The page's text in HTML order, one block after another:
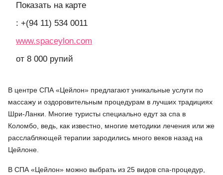
Показать на карте
: +(94 11) 534 0011
www.spaceylon.com
от 8 000 рупий
В центре СПА «Цейлон» предлагают уникальные услуги по
массажу и оздоровительным процедурам в лучших традициях
Шри-Ланки. Многие туристы специально едут за спа в
Коломбо, ведь, как известно, многие методики лечения или же
расслабляющей терапии зародились много веков назад на
Цейлоне.
В СПА «Цейлон» можно выбрать из 25 видов спа-процедур,